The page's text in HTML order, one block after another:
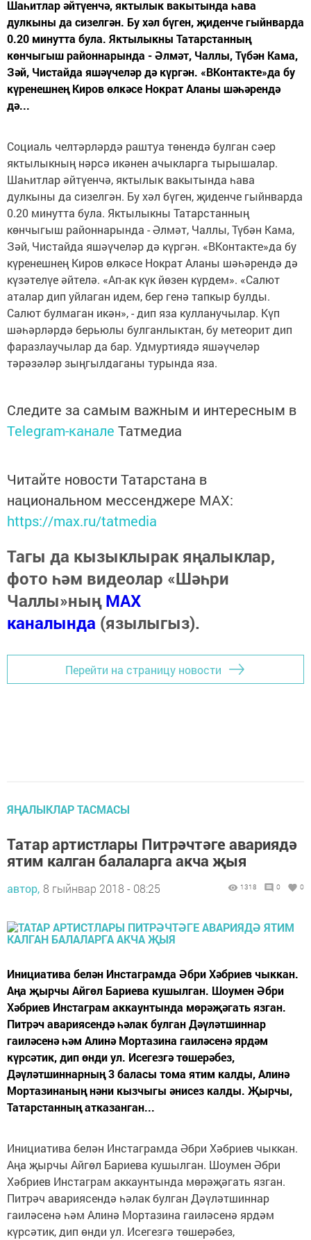
Шаһитлар әйтүенчә, яктылык вакытында һава
дулкыны да сизелгән. Бу хәл бүген, җиденче гыйнварда
0.20 минутта була. Яктылыкны Татарстанның
көнчыгыш районнарында - Әлмәт, Чаллы, Түбән Кама,
Зәй, Чистайда яшәүчеләр дә күргән. «ВКонтакте»да бу
күренешнең Киров өлкәсе Нократ Аланы шәһәрендә
дә...
Социаль челтәрләрдә раштуа төнендә булган сәер
яктылыкның нәрсә икәнен ачыкларга тырышалар.
Шаһитлар әйтүенчә, яктылык вакытында һава
дулкыны да сизелгән. Бу хәл бүген, җиденче гыйнварда
0.20 минутта була. Яктылыкны Татарстанның
көнчыгыш районнарында - Әлмәт, Чаллы, Түбән Кама,
Зәй, Чистайда яшәүчеләр дә күргән. «ВКонтакте»да бу
күренешнең Киров өлкәсе Нократ Аланы шәһәрендә дә
күзәтелүе әйтелә. «Ап-ак күк йөзен күрдем». «Салют
аталар дип уйлаган идем, бер генә тапкыр булды.
Салют булмаган икән», - дип яза кулланучылар. Күп
шәһәрләрдә берьюлы булганлыктан, бу метеорит дип
фаразлаучылар да бар. Удмуртиядә яшәүчеләр
тәрәзәләр зыңгылдаганы турында яза.
Следите за самым важным и интересным в
Telegram-канале Татмедиа
Читайте новости Татарстана в
национальном мессенджере MАХ:
https://max.ru/tatmedia
Тагы да кызыклырак яңалыклар,
фото һәм видеолар «Шәһри
Чаллы»ныңMAX
каналында (язылыгыз).
Перейти на страницу новости
ЯҢАЛЫКЛАР ТАСМАСЫ
Татар артистлары Питрәчтәге авариядә
ятим калган балаларга акча җыя
автор, 8 гыйнвар 2018 - 08:25 1318 0 0
Инициатива белән Инстаграмда Әбри Хәбриев чыккан.
Аңа җырчы Айгөл Бариева кушылган. Шоумен Әбри
Хәбриев Инстаграм аккаунтында мөрәҗәгать язган.
Питрәч авариясендә һәлак булган Дәүләтшиннар
гаиләсенә һәм Алинә Мортазина гаиләсенә ярдәм
күрсәтик, дип өнди ул. Исегезгә төшерәбез,
Дәүләтшиннарның 3 баласы тома ятим калды, Алинә
Мортазинаның нәни кызчыгы әнисез калды. Җырчы,
Татарстанның атказанган...
Инициатива белән Инстаграмда Әбри Хәбриев чыккан.
Аңа җырчы Айгөл Бариева кушылган. Шоумен Әбри
Хәбриев Инстаграм аккаунтында мөрәҗәгать язган.
Питрәч авариясендә һәлак булган Дәүләтшиннар
гаиләсенә һәм Алинә Мортазина гаиләсенә ярдәм
күрсәтик, дип өнди ул. Исегезгә төшерәбез,